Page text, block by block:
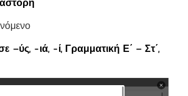
–ύς, -ιά, -ί, Γραμματική Ε΄ – Στ΄,